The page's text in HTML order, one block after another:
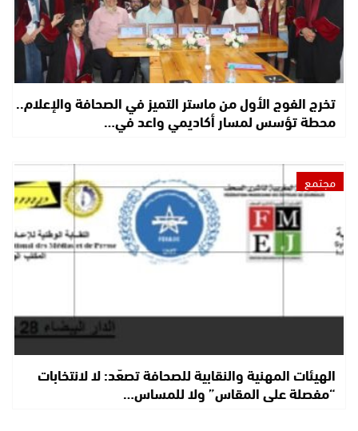
تخرج الفوج الأول من ماستر التميز في الصحافة والإعلام..
محطة تؤسس لمسار أكاديمي واعد في…
مجتمع
الهيئات المهنية والنقابية للصحافة تصعّد: لا لانتخابات
“مفصلة على المقاس” ولا للمساس…